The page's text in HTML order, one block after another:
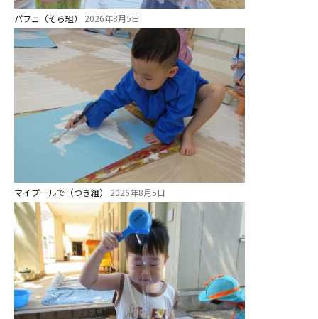
パフェ（そら組） 2026年8月5日
マイプールで（つき組） 2026年8月5日
給⾷
課外教室
理事長のことば
教育と保育
美⽊多幼稚園の理想
園の1⽇
年間⾏事
預かり保育［ヒラソル ]
美⽊多チコス
美⽊多チコスについて
美⽊多チコスブログ